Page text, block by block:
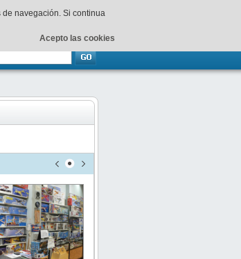
está vacío.
navegación. Si continua
Acepto las cookies